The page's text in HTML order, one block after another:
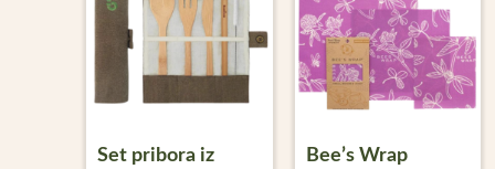
Set pribora iz
Bee’s Wrap